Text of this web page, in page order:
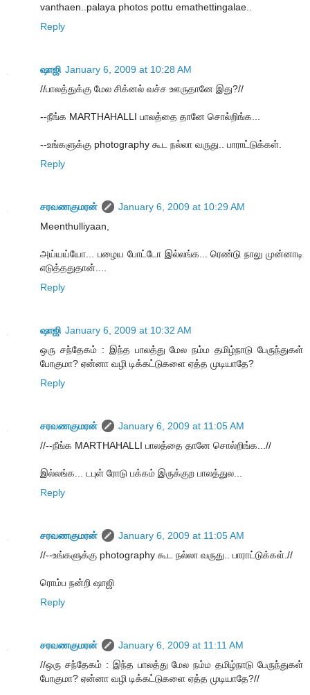
vanthaen..palaya photos pottu emathettingalae..
Reply
ஷாஜி January 6, 2009 at 10:28 AM
//பாலத்துக்கு மேல சிக்னல் வச்ச ஊருதானே இது?//
--நீங்க MARTHAHALLI பாலத்தை தானே சொல்றிங்க...
--உங்களுக்கு photography கூட நல்லா வருது.. பாராட்டுக்கள்.
Reply
சரவணகுமரன்
January 6, 2009 at 10:29 AM
Meenthulliyaan,
அய்யய்யோ... பழைய போட்டோ இல்லங்க... ரெண்டு நாலு முன்னாடி
எடுத்ததுதான்....
Reply
ஷாஜி January 6, 2009 at 10:32 AM
ஒரு சந்தேகம் : இந்த பாலத்து மேல நம்ம தமிழ்நாடு பேருந்துகள்
போகுமா? ஏன்னா வழி டிக்கட்டுகளை ஏத்த முடியாதே?
Reply
சரவணகுமரன்
January 6, 2009 at 11:05 AM
//--நீங்க MARTHAHALLI பாலத்தை தானே சொல்றிங்க...//
இல்லங்க... டபுள் ரோடு பக்கம் இருக்குற பாலத்துல...
Reply
சரவணகுமரன்
January 6, 2009 at 11:05 AM
//--உங்களுக்கு photography கூட நல்லா வருது.. பாராட்டுக்கள்.//
ரொம்ப நன்றி ஷாஜி
Reply
சரவணகுமரன்
January 6, 2009 at 11:11 AM
//ஒரு சந்தேகம் : இந்த பாலத்து மேல நம்ம தமிழ்நாடு பேருந்துகள்
போகுமா? ஏன்னா வழி டிக்கட்டுகளை ஏத்த முடியாதே?//